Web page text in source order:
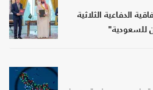
الدفاعية الثلاثية
للسعودية"